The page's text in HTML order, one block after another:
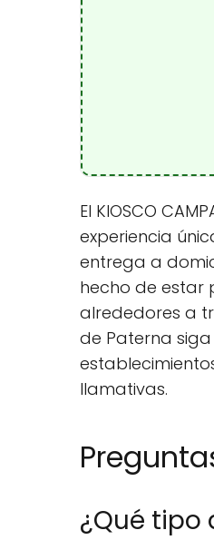
El KIOSCO
experiencia
entrega a
hecho de estar
alrededores a
de Paterna
llamativas.
¿Qué tipo